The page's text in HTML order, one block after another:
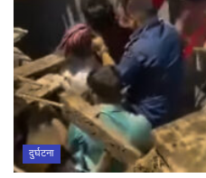
दुर्घटना